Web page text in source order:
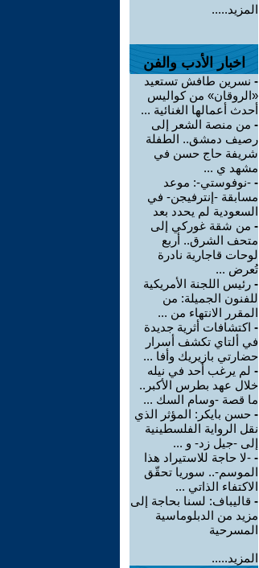
المزيد.....
اخبار الأدب والفن
- نسرين طافش تستعيد
«الروقان» من كواليس
أحدث أعمالها الغنائية ...
- من منصة الشعر إلى
رصيف دمشق.. الطفلة
شريفة حاج حسن في
مشهد ي ...
- -نوفوستي-: موعد
مسابقة -إنترفيجن- في
السعودية لم يحدد بعد
- من شقة غوركي إلى
متحف الشرق.. أربع
لوحات قاجارية نادرة
تُعرض ...
- رئيس اللجنة الأمريكية
للفنون الجميلة: من
المقرر الانتهاء من ...
- اكتشافات أثرية جديدة
في ألتاي تكشف أسرار
حضارتي بازيريك وأفا ...
- لم يرغب أحد في نيله
خلال عهد بطرس الأكبر..
ما قصة -وسام السك ...
- حسن بايكر: المؤثر الذي
نقل الرواية الفلسطينية
إلى -جيل زد- و ...
- -لا حاجة للاستيراد هذا
الموسم-.. سوريا تحقّق
الاكتفاء الذاتي ...
- قاليباف: لسنا بحاجة إلى
مزيد من الدبلوماسية
المسرحية
المزيد.....